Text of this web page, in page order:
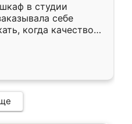
в студии
себе
когда качеством
кухня уже почти